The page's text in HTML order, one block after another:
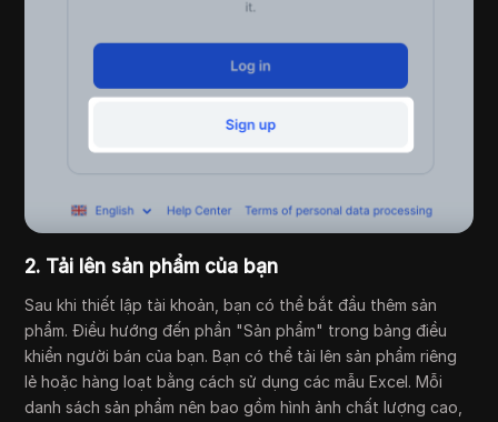
2. Tải lên sản phẩm của bạn
Sau khi thiết lập tài khoản, bạn có thể bắt đầu thêm sản
phẩm. Điều hướng đến phần "Sản phẩm" trong bảng điều
khiển người bán của bạn. Bạn có thể tải lên sản phẩm riêng
lẻ hoặc hàng loạt bằng cách sử dụng các mẫu Excel. Mỗi
danh sách sản phẩm nên bao gồm hình ảnh chất lượng cao,